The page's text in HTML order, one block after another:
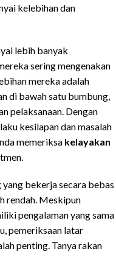
kelebihan dan
lebih banyak
sering mengenakan
mereka adalah
di bawah satu bumbung,
pelaksanaan. Dengan
kesilapan dan masalah
memeriksa kelayakan
bekerja secara bebas
rendah. Meskipun
pengalaman yang sama
pemeriksaan latar
penting. Tanya rakan